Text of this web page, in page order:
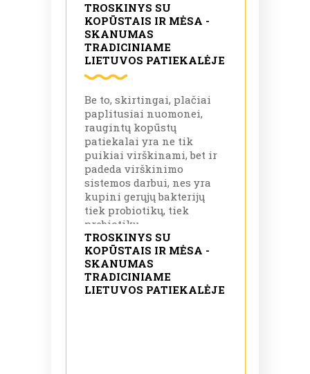
TROSKINYS SU
KOPŪSTAIS IR MĖSA -
SKANUMAS
TRADICINIAME
LIETUVOS PATIEKALĖJE
Be to, skirtingai, plačiai
paplitusiai nuomonei,
raugintų kopūstų
patiekalai yra ne tik
puikiai virškinami, bet ir
padeda virškinimo
sistemos darbui, nes yra
kupini gerųjų bakterijų
tiek probiotikų, tiek
prebiotikų.
TROSKINYS SU
KOPŪSTAIS IR MĖSA -
SKANUMAS
TRADICINIAME
LIETUVOS PATIEKALĖJE